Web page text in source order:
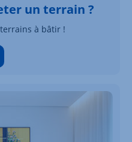
un terrain ?
à bâtir !